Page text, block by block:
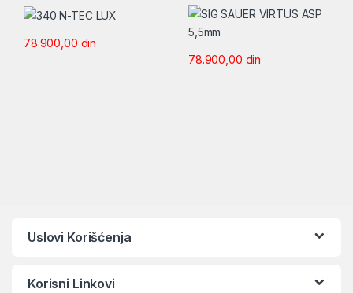
78.900,00 din
78.900,00 din
Uslovi Korišćenja
Korisni Linkovi